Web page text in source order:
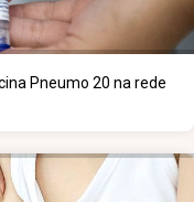
Pneumo 20 na rede